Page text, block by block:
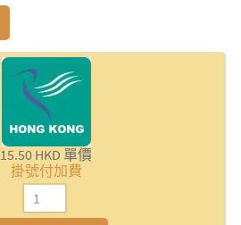
15.50 HKD 單價
掛號付加費